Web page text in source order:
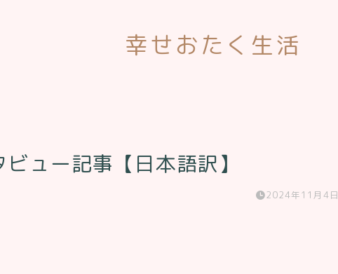
幸せおたく生活
ュー記事【日本語訳】
2024年11月4日